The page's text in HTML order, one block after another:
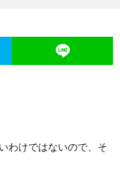
わけではないので、そ